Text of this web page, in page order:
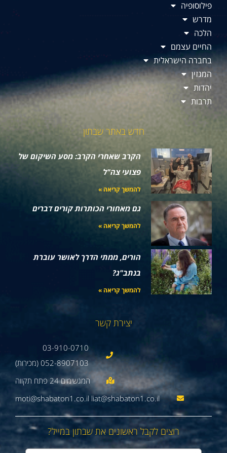
פילוסופיה
מדרש
הלכה
החיים עצמם
בחברה הישראלית
המגזין
יהדות
תרבות
חדש באתר שבתון
הקרב שאחרי הקרב: מסע השיקום של
פצועי צה"ל
להמשך קריאה »
גם מאחורי הכותרות קורים דברים
להמשך קריאה »
הורים, ממתי הדרך לאושר עוברת
בנתב"ג?
להמשך קריאה »
יצירת קשר
03-910-0710
052-8907103 (מכירות)
moti@shabaton1.co.il liat@shabaton1.co.il
רוצים לקבל ראשונים את שבתון במייל?